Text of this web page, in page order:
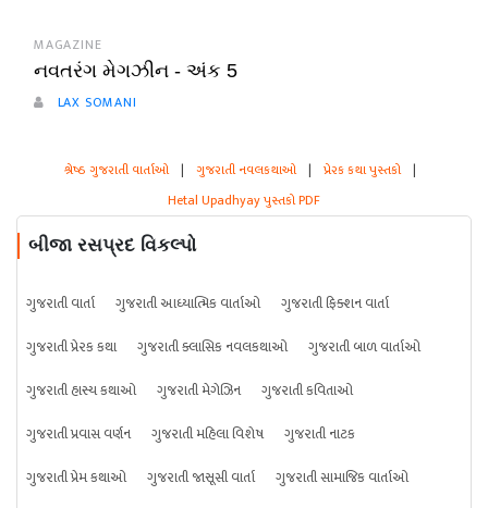
MAGAZINE
નવતરંગ મેગઝીન - અંક 5
LAX SOMANI
શ્રેષ્ઠ ગુજરાતી વાર્તાઓ | ગુજરાતી નવલકથાઓ | પ્રેરક કથા પુસ્તકો |
Hetal Upadhyay પુસ્તકો PDF
બીજા રસપ્રદ વિકલ્પો
ગુજરાતી વાર્તા ગુજરાતી આધ્યાત્મિક વાર્તાઓ
ગુજરાતી ફિક્શન વાર્તા
ગુજરાતી પ્રેરક કથા
ગુજરાતી ક્લાસિક નવલકથાઓ
ગુજરાતી બાળ વાર્તાઓ
ગુજરાતી હાસ્ય કથાઓ
ગુજરાતી મેગેઝિન
ગુજરાતી કવિતાઓ
ગુજરાતી પ્રવાસ વર્ણન
ગુજરાતી મહિલા વિશેષ
ગુજરાતી નાટક
ગુજરાતી પ્રેમ કથાઓ
ગુજરાતી જાસૂસી વાર્તા
ગુજરાતી સામાજિક વાર્તાઓ